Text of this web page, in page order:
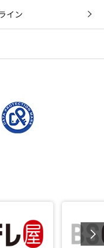
イン